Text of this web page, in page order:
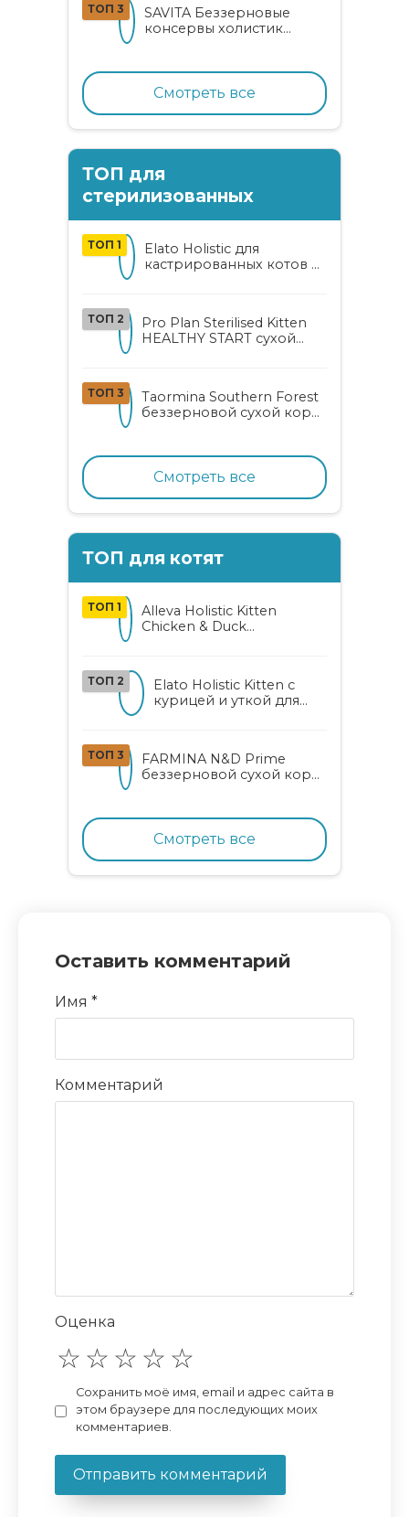
ТОП 3
SAVITA Беззерновые
консервы холистик
Смотреть все
ТОП для
стерилизованных
ТОП 1
Elato Holistic для
кастрированных котов и
ТОП 2
Pro Plan Sterilised Kitten
HEALTHY START сухой
лососем
ТОП 3
Taormina Southern Forest
беззерновой сухой корм
ягодами и овощами
Смотреть все
ТОП для котят
ТОП 1
Alleva Holistic Kitten
Chicken & Duck
ТОП 2
Elato Holistic Kitten с
курицей и уткой для
ТОП 3
FARMINA N&D Prime
беззерновой сухой корм
курицей и гранатом
Смотреть все
Оставить комментарий
Имя *
Комментарий
Оценка
Сохранить моё имя, email и адрес сайта в
этом браузере для последующих моих
комментариев.